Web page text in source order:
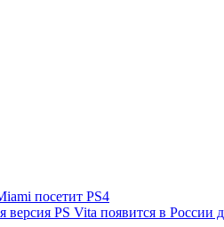
посетит PS4
версия PS Vita появится в России